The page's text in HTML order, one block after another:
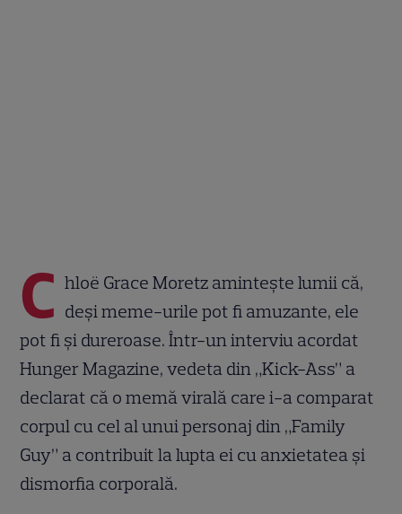
C hloë Grace Moretz amintește lumii că,
deși meme-urile pot fi amuzante, ele
pot fi și dureroase. Într-un interviu acordat
Hunger Magazine, vedeta din „Kick-Ass” a
declarat că o memă virală care i-a comparat
corpul cu cel al unui personaj din „Family
Guy” a contribuit la lupta ei cu anxietatea și
dismorfia corporală.